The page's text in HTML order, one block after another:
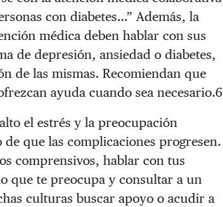
con diabetes…” Además, la
médica deben hablar con sus
de depresión, ansiedad o diabetes,
de las mismas. Recomiendan que
ayuda cuando sea necesario.6
el estrés y la preocupación
que las complicaciones progresen.
comprensivos, hablar con tus
que te preocupa y consultar a un
culturas buscar apoyo o acudir a